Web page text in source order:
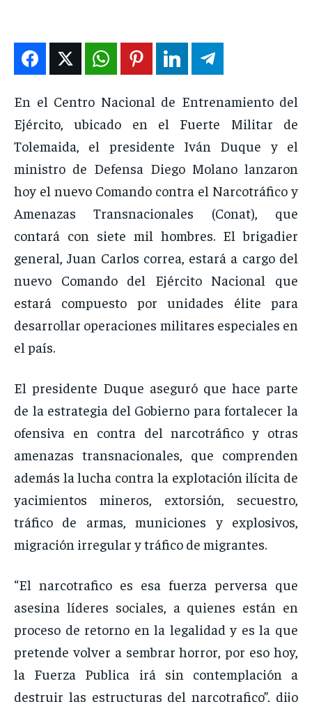
EN VIVO
NOSOTROS
PUATE CON NOSOTROS
EN VIVO
NOSOTROS
PUATE CON NOSOTROS
EN VIVO
NOSOTROS
PUATE CON NOSOTROS
EN VIVO
NOSOTROS
PUATE CON NOSOTROS
En el Centro Nacional de Entrenamiento del
Ejército, ubicado en el Fuerte Militar de
Tolemaida, el presidente Iván Duque y el
ministro de Defensa Diego Molano lanzaron
hoy el nuevo Comando contra el Narcotráfico y
Amenazas Transnacionales (Conat), que
contará con siete mil hombres. El brigadier
general, Juan Carlos correa, estará a cargo del
nuevo Comando del Ejército Nacional que
estará compuesto por unidades élite para
desarrollar operaciones militares especiales en
el país.
El presidente Duque aseguró que hace parte
de la estrategia del Gobierno para fortalecer la
ofensiva en contra del narcotráfico y otras
amenazas transnacionales, que comprenden
además la lucha contra la explotación ilícita de
yacimientos mineros, extorsión, secuestro,
tráfico de armas, municiones y explosivos,
migración irregular y tráfico de migrantes.
“El narcotrafico es esa fuerza perversa que
asesina líderes sociales, a quienes están en
proceso de retorno en la legalidad y es la que
pretende volver a sembrar horror, por eso hoy,
la Fuerza Publica irá sin contemplación a
destruir las estructuras del narcotrafico”, dijo